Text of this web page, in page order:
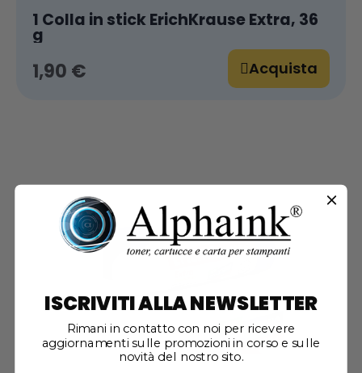
1 Colla in stick ErichKrause Extra, 36
g
1,90 € Acquista
ISCRIVITI ALLA NEWSLETTER
Rimani in contatto con noi per ricevere
aggiornamenti sulle promozioni in corso e sulle
novità del nostro sito.